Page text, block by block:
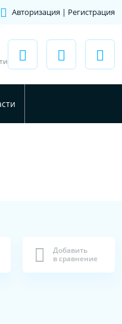
Авторизация | Регистрация
Добавить
в сравнение